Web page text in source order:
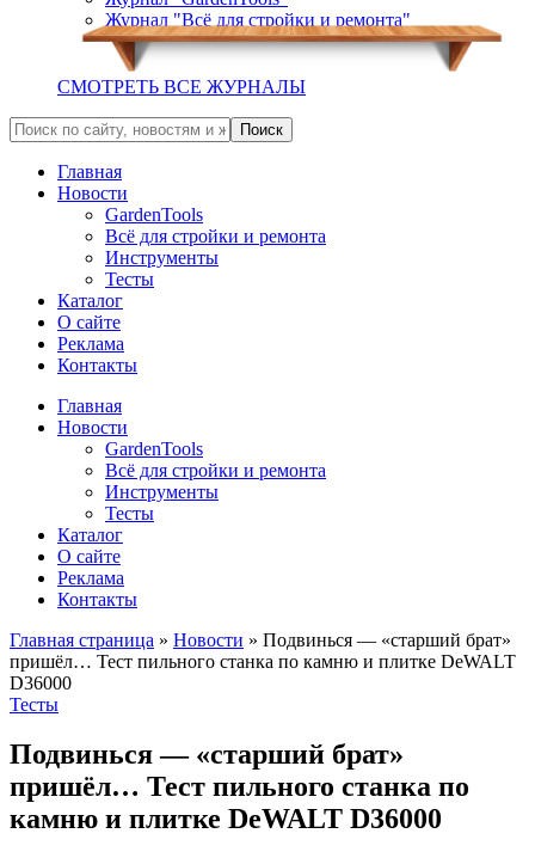
Журнал "Всё для стройки и ремонта"
СМОТРЕТЬ ВСЕ ЖУРНАЛЫ
Главная
Новости
GardenTools
Всё для стройки и ремонта
Инструменты
Тесты
Каталог
О сайте
Реклама
Контакты
Главная
Новости
GardenTools
Всё для стройки и ремонта
Инструменты
Тесты
Каталог
О сайте
Реклама
Контакты
Главная страница » Новости » Подвинься — «старший брат»
пришёл… Тест пильного станка по камню и плитке DeWALT
D36000
Тесты
Подвинься — «старший брат»
пришёл… Тест пильного станка по
камню и плитке DeWALT D36000